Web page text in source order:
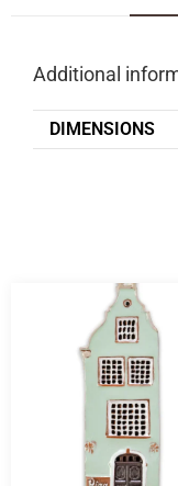
Additional
DIMENSIONS